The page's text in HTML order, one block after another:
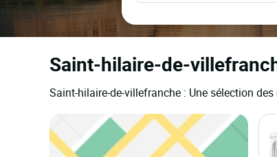
Saint-hilaire-de-
Saint-hilaire-de-villefranche : Une sélection